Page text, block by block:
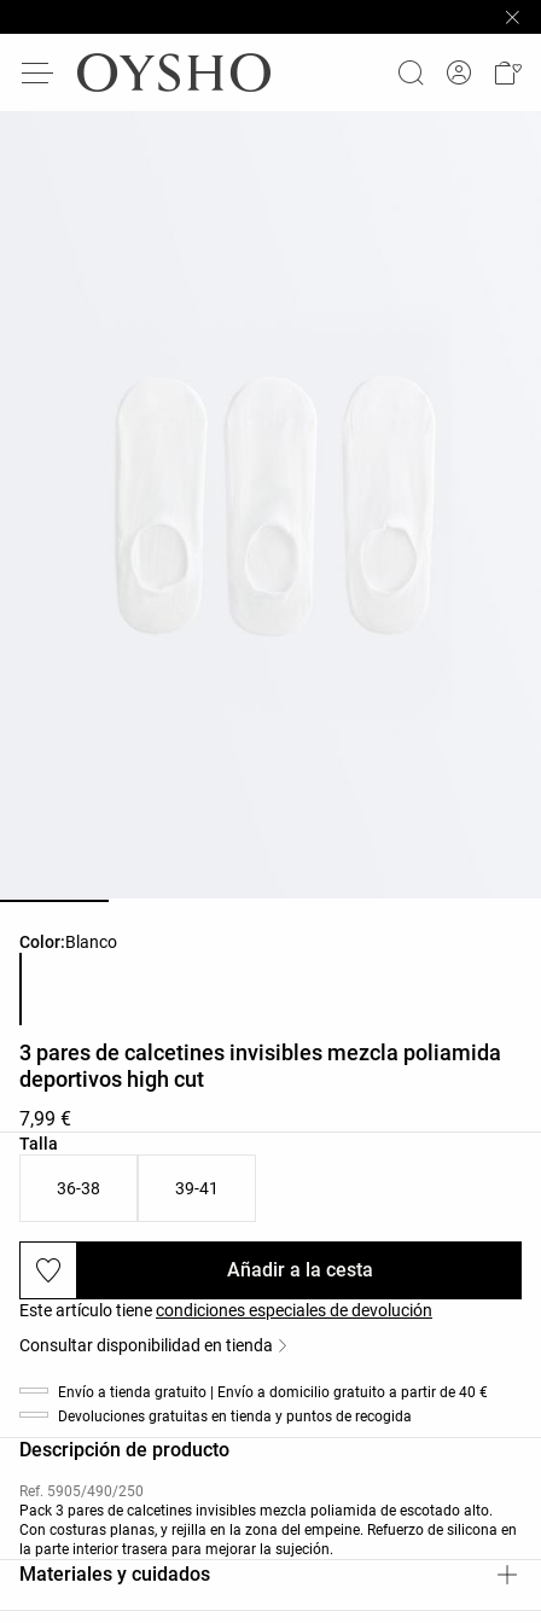
Color:Blanco
Lista de colores del producto
3 pares de calcetines invisibles mezcla poliamida
deportivos high cut
7,99 €
Talla
Lista de tallas del producto
36-38 39-41
Añadir a la cesta
Este artículo tienecondiciones especiales de devolución
Consultar disponibilidad en tienda
Envío a tienda gratuito | Envío a domicilio gratuito a partir de 40 €
Devoluciones gratuitas en tienda y puntos de recogida
Descripción de producto
Ref. 5905/490/250
Pack 3 pares de calcetines invisibles mezcla poliamida de escotado alto.
Con costuras planas, y rejilla en la zona del empeine. Refuerzo de silicona en
la parte interior trasera para mejorar la sujeción.
Materiales y cuidados